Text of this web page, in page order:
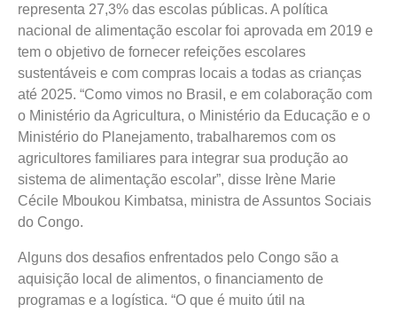
representa 27,3% das escolas públicas. A política
nacional de alimentação escolar foi aprovada em 2019 e
tem o objetivo de fornecer refeições escolares
sustentáveis e com compras locais a todas as crianças
até 2025. “Como vimos no Brasil, e em colaboração com
o Ministério da Agricultura, o Ministério da Educação e o
Ministério do Planejamento, trabalharemos com os
agricultores familiares para integrar sua produção ao
sistema de alimentação escolar”, disse Irène Marie
Cécile Mboukou Kimbatsa, ministra de Assuntos Sociais
do Congo.
Alguns dos desafios enfrentados pelo Congo são a
aquisição local de alimentos, o financiamento de
programas e a logística. “O que é muito útil na